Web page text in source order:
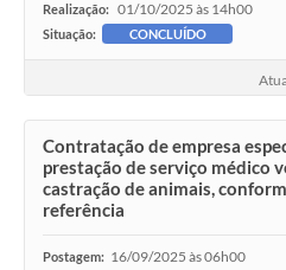
Realização: 01/10/2025 às 14h00
Situação: CONCLUÍDO
Contratação de empresa
prestação de serviço médico
castração de animais,
referência
Postagem: 16/09/2025 às 06h00